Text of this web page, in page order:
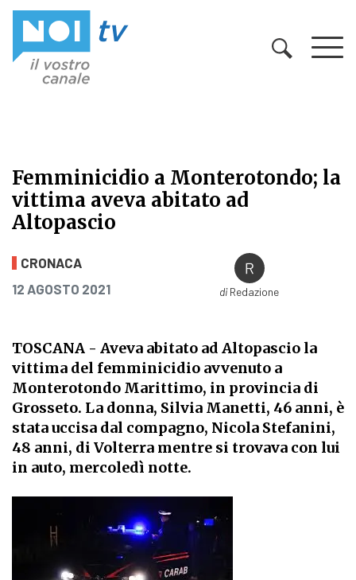
Femminicidio a Monterotondo; la
vittima aveva abitato ad
Altopascio
Femminicidio a Monterotondo; la
CRONACA
PUBBLICATO IL
12 AGOSTO 2021 diRedazione
TOSCANA - Aveva abitato ad Altopascio la
vittima del femminicidio avvenuto a
Monterotondo Marittimo, in provincia di
Grosseto. La donna, Silvia Manetti, 46 anni, è
stata uccisa dal compagno, Nicola Stefanini,
48 anni, di Volterra mentre si trovava con lui
in auto, mercoledì notte.